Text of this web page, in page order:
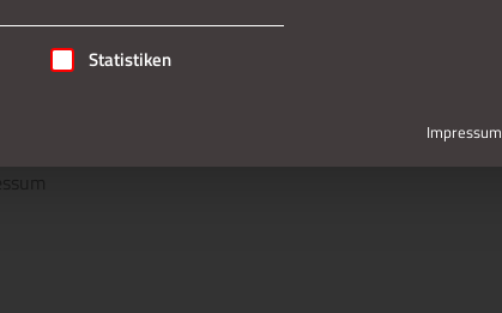
ist essenziell und kann nicht abgewählt werden.
Statistiken
Impressum